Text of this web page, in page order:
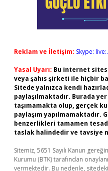
Reklam ve İletişim: Skype:
Yasal Uyarı: Bu internet
veya şahıs şirketi ile hiçbir
Sitede yalnızca kendi
paylaşılmaktadır. Burada
taşımamakta olup, gerçek
paylaşım yapılmamaktadır.
benzerlikleri tamamen
taslak halindedir ve tavsiye
Sitemiz, 5651 Sayılı Kanun
Kurumu (BTK) tarafından
vermektedir. Bu nedenle,